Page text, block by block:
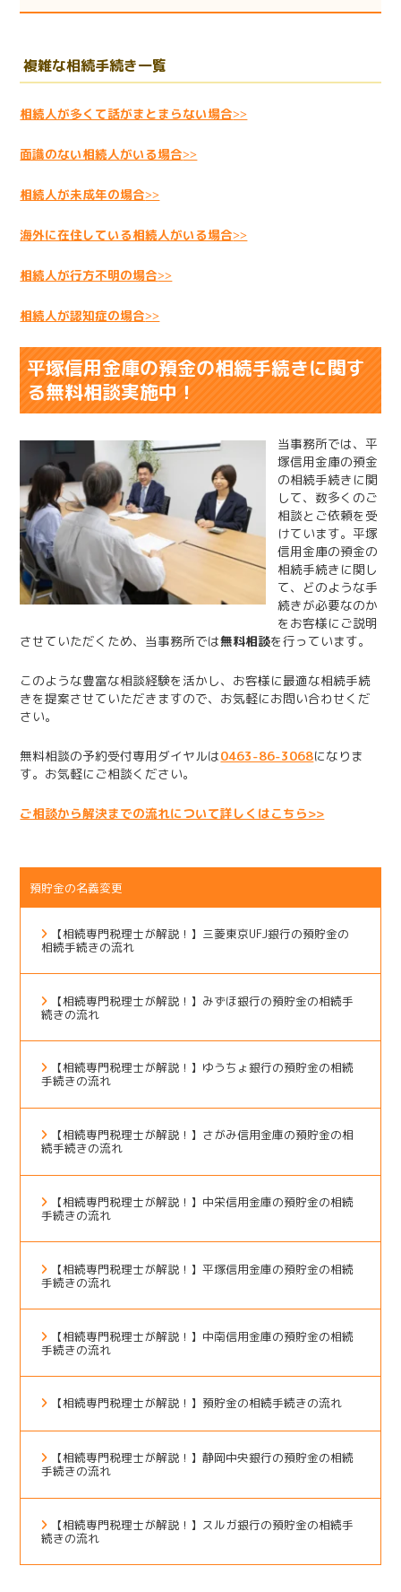
複雑な相続手続き一覧
相続人が多くて話がまとまらない場合>>
面識のない相続人がいる場合>>
相続人が未成年の場合>>
海外に在住している相続人がいる場合>>
相続人が行方不明の場合>>
相続人が認知症の場合>>
平塚信用金庫の預金の相続手続きに関す
る無料相談実施中！
当事務所では、平
塚信用金庫の預金
の相続手続きに関
して、数多くのご
相談とご依頼を受
けています。平塚
信用金庫の預金の
相続手続きに関し
て、どのような手
続きが必要なのか
をお客様にご説明
させていただくため、当事務所では無料相談を行っています。
このような豊富な相談経験を活かし、お客様に最適な相続手続
きを提案させていただきますので、お気軽にお問い合わせくだ
さい。
無料相談の予約受付専用ダイヤルは0463-86-3068になりま
す。お気軽にご相談ください。
ご相談から解決までの流れについて詳しくはこちら>>
預貯金の名義変更
【相続専門税理士が解説！】三菱東京UFJ銀行の預貯金の
相続手続きの流れ
【相続専門税理士が解説！】みずほ銀行の預貯金の相続手
続きの流れ
【相続専門税理士が解説！】ゆうちょ銀行の預貯金の相続
手続きの流れ
【相続専門税理士が解説！】さがみ信用金庫の預貯金の相
続手続きの流れ
【相続専門税理士が解説！】中栄信用金庫の預貯金の相続
手続きの流れ
【相続専門税理士が解説！】平塚信用金庫の預貯金の相続
手続きの流れ
【相続専門税理士が解説！】中南信用金庫の預貯金の相続
手続きの流れ
【相続専門税理士が解説！】預貯金の相続手続きの流れ
【相続専門税理士が解説！】静岡中央銀行の預貯金の相続
手続きの流れ
【相続専門税理士が解説！】スルガ銀行の預貯金の相続手
続きの流れ